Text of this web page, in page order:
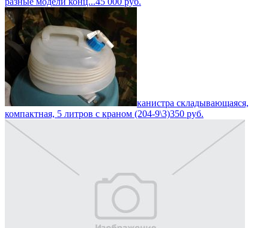
канистра складывающаяся,
компактная, 5 литров с краном (204-9\3)350 руб.